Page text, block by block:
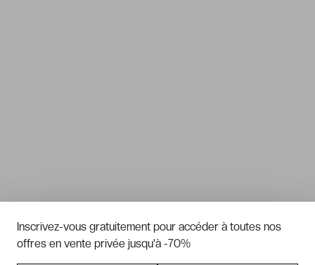
Inscrivez-vous gratuitement pour accéder à toutes nos
offres en vente privée jusqu'à -70%